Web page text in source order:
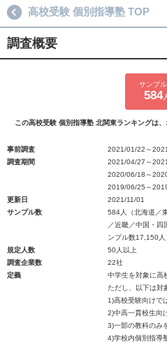
高校受験 個別指導塾 TOP
調査概要
サンプ
584人
この高校受験 個別指導塾 北関東ランキングは
事前調査
2021/01/22～
調査期間
2021/04/27～
2020/06/18～
2019/06/25～
更新日
2021/11/01
サンプル数
584人（北海道／
／近畿／中国・
ンプル数17,150人
規定人数
50人以上
調査企業数
22社
定義
中学生を対象に高
ただし、以下は対
1)高校受験向けで
2)中高一貫校生向
3)一部の教科のみ
4)学校内個別指導